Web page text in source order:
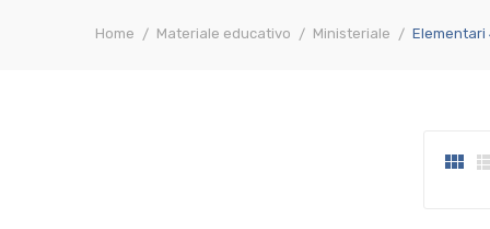
Home Materiale educativo Ministeriale Elementari
